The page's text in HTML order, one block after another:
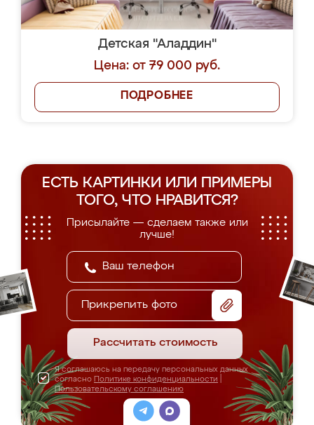
Детская "Аладдин"
Цена: от 79 000 руб.
ПОДРОБНЕЕ
ЕСТЬ КАРТИНКИ ИЛИ ПРИМЕРЫ
ТОГО, ЧТО НРАВИТСЯ?
Присылайте — сделаем также или
лучше!
Прикрепить фото
Рассчитать стоимость
Я соглашаюсь на передачу персональных данных
согласно Политике конфиденциальности
Пользовательскому соглашению